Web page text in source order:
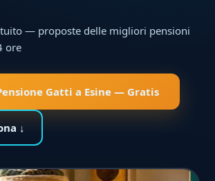
— proposte delle migliori pensioni
ore
Gatti a Esine — Gratis
↓